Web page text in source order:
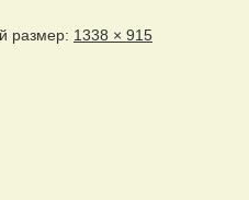
размер: 1338 × 915